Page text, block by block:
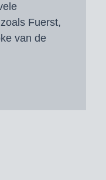
Fuerst,
van de